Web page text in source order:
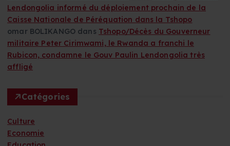
Lendongolia informé du déploiement prochain de la
Caisse Nationale de Péréquation dans la Tshopo
omar BOLIKANGO dans Tshopo/Décès du Gouverneur
militaire Peter Cirimwami, le Rwanda a franchi le
Rubicon, condamne le Gouv Paulin Lendongolia très
affligé
Catégories
Culture
Economie